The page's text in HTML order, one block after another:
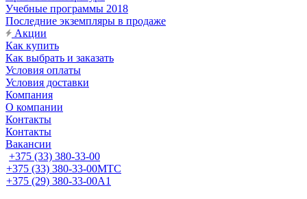
Учебные программы 2018
Последние экземпляры в продаже
Акции
Как купить
Как выбрать и заказать
Условия оплаты
Условия доставки
Компания
О компании
Контакты
Контакты
Вакансии
+375 (33) 380-33-00
+375 (33) 380-33-00МТС
+375 (29) 380-33-00А1